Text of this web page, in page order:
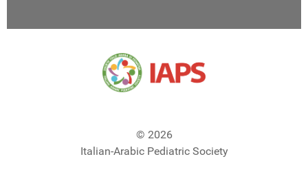
© 2026
Italian-Arabic Pediatric Society